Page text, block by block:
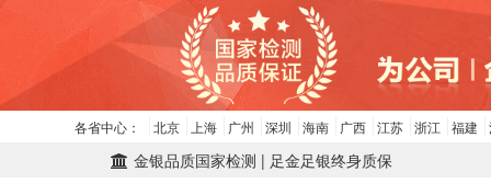
各省中心： 北京 上海 广州 深圳 海南 广西 江苏 浙江 福建
金银品质国家检测 | 足金足银终身质保